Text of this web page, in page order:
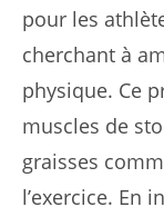
pour les
cherchant à
physique. Ce
muscles de
graisses
l’exercice. En